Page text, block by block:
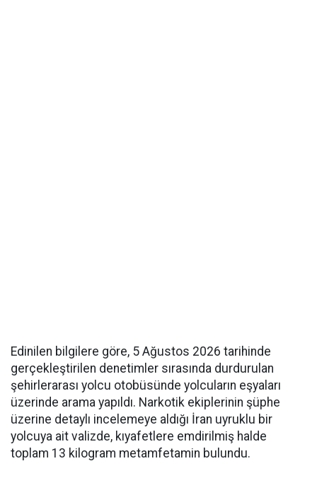
Edinilen bilgilere göre, 5 Ağustos 2026 tarihinde
gerçekleştirilen denetimler sırasında durdurulan
şehirlerarası yolcu otobüsünde yolcuların eşyaları
üzerinde arama yapıldı. Narkotik ekiplerinin şüphe
üzerine detaylı incelemeye aldığı İran uyruklu bir
yolcuya ait valizde, kıyafetlere emdirilmiş halde
toplam 13 kilogram metamfetamin bulundu.